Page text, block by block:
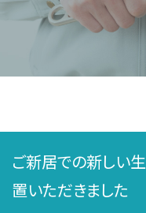
ご新居での新しい
置いただきました